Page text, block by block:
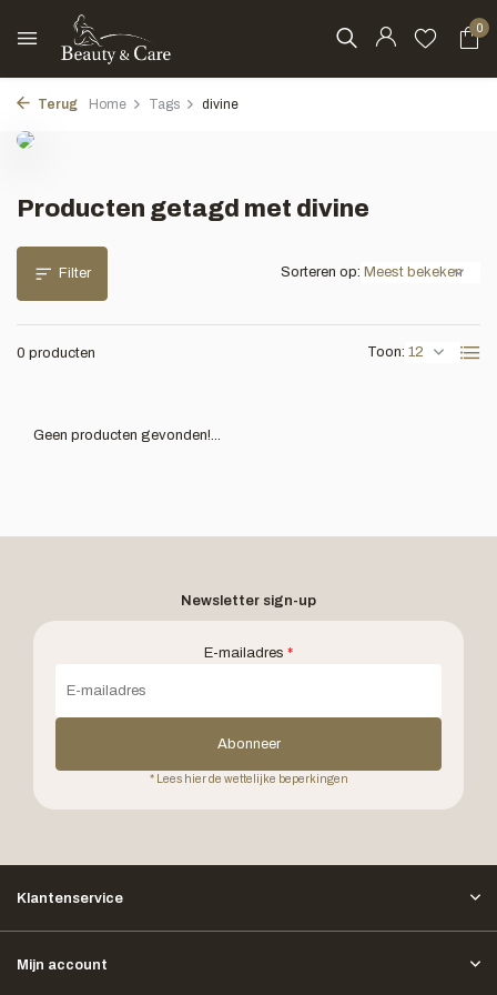
0
Terug Home Tags divine
Producten getagd met divine
Filter
0 producten Toon:
Sorteren op:
Geen producten gevonden!...
Newsletter sign-up
E-mailadres *
Abonneer
* Lees hier de wettelijke beperkingen
Klantenservice
Mijn account